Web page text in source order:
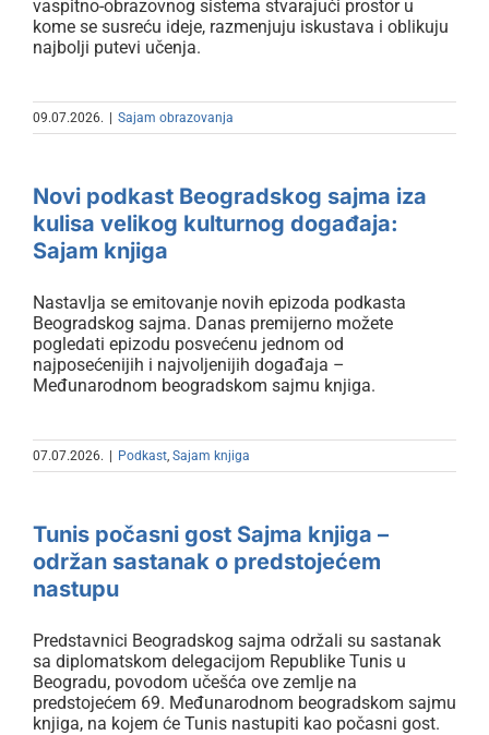
vaspitno-obrazovnog sistema stvarajući prostor u
kome se susreću ideje, razmenjuju iskustava i oblikuju
najbolji putevi učenja.
09.07.2026. Sajam obrazovanja
Novi podkast Beogradskog sajma
događaja: Sajam knjiga
Novi podkast Beogradskog sajma iza
kulisa velikog kulturnog događaja:
Sajam knjiga
Nastavlja se emitovanje novih epizoda podkasta
Beogradskog sajma. Danas premijerno možete
pogledati epizodu posvećenu jednom od
najposećenijih i najvoljenijih događaja –
Međunarodnom beogradskom sajmu knjiga.
07.07.2026. Podkast, Sajam knjiga
Tunis počasni gost Sajma knjiga –
nastupu
Tunis počasni gost Sajma knjiga –
održan sastanak o predstojećem
nastupu
Predstavnici Beogradskog sajma održali su sastanak
sa diplomatskom delegacijom Republike Tunis u
Beogradu, povodom učešća ove zemlje na
predstojećem 69. Međunarodnom beogradskom sajmu
knjiga, na kojem će Tunis nastupiti kao počasni gost.